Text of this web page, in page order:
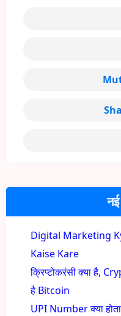
Digital Marketing
Kaise Kare
क्रिप्टोकरंसी क्या है,
है Bitcoin
UPI Number क्या